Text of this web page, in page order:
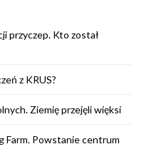
przyczep. Kto został
z KRUS?
Ziemię przejęli więksi
Farm. Powstanie centrum